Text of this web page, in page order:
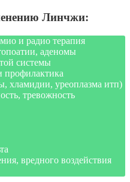
Линчжи:
и радио терапия
аденомы
системы
профилактика
хламидии, уреоплазма итп)
тревожность
вредного воздействия